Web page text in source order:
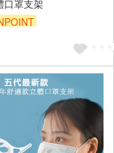
口罩支架